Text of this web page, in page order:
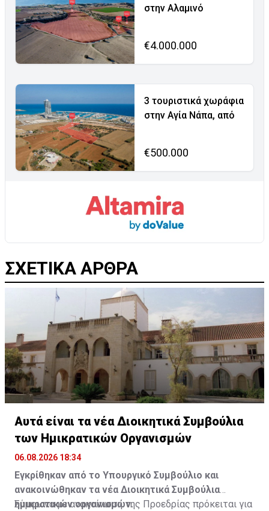
στην Αλαμινό
€4.000.000
3 τουριστικά χωράφια
στην Αγία Νάπα, από
€500.000
ΣΧΕΤΙΚΑ ΑΡΘΡΑ
Αυτά είναι τα νέα Διοικητικά Συμβούλια
των Ημικρατικών Οργανισμών
06.08.2026 18:34
Εγκρίθηκαν από το Υπουργικό Συμβούλιο και
ανακοινώθηκαν τα νέα Διοικητικά Συμβούλια
ημικρατικών οργανισμών.
Σύμφωνα με ανακοίνωση της Προεδρίας πρόκειται για